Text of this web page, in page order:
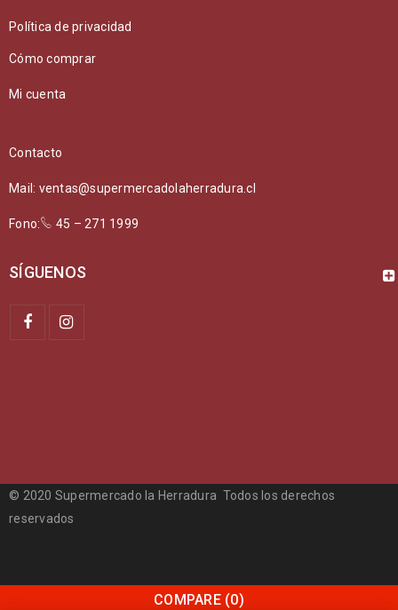
Política de privacidad
Cómo comprar
Mi cuenta
Contacto
Mail: ventas@supermercadolaherradura.cl
Fono: 45 – 271 1999
SÍGUENOS
© 2020 Supermercado la Herradura Todos los derechos
reservados
COMPARE (0)